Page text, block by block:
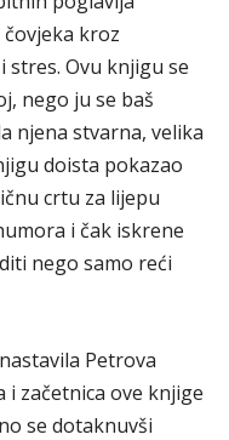
kroz
stres. Ovu knjigu se
nego ju se baš
njena stvarna, velika
doista pokazao
crtu za lijepu
i čak iskrene
nego samo reći
Petrova
i začetnica ove knjige
se dotaknuvši